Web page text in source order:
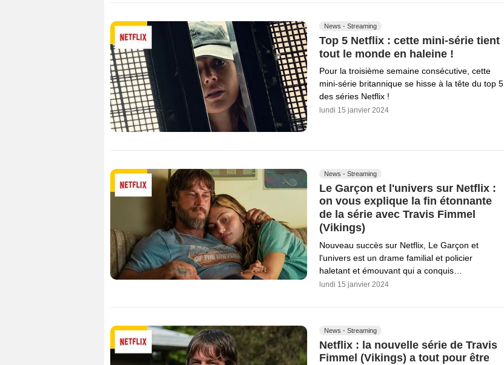
News - Streaming
Top 5 Netflix : cette mini-série tient
tout le monde en haleine !
Pour la troisième semaine consécutive, cette
mini-série britannique se hisse à la tête du top 5
des séries Netflix !
lundi 15 janvier 2024
News - Streaming
Le Garçon et l'univers sur Netflix :
on vous explique la fin étonnante
de la série avec Travis Fimmel
(Vikings)
Nouveau succès sur Netflix, Le Garçon et
l'univers est un drame familial et policier
haletant et émouvant qui a conquis…
lundi 15 janvier 2024
News - Streaming
Netflix : la nouvelle série de Travis
Fimmel (Vikings) a tout pour être